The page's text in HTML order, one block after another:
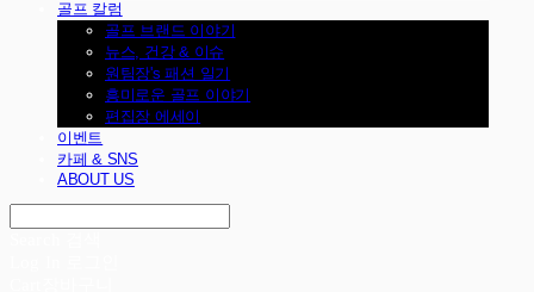
골프 칼럼
골프 브랜드 이야기
뉴스, 건강 & 이슈
원팀장's 패션 일기
흥미로운 골프 이야기
편집장 에세이
이벤트
카페 & SNS
ABOUT US